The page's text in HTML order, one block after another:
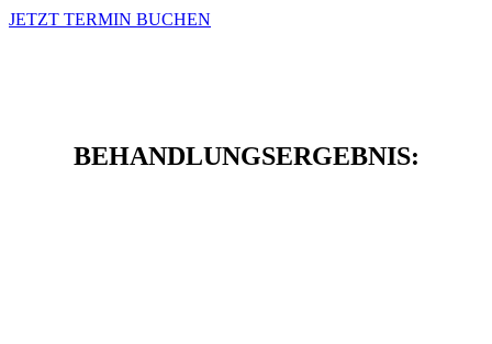
JETZT TERMIN BUCHEN
BEHANDLUNGSERGEBNIS: